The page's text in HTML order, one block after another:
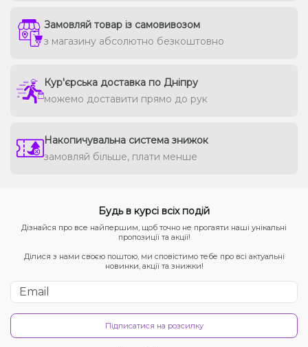
Замовляй товар із самовивозом
з магазину абсолютно безкоштовно
Кур'єрська доставка по Дніпру
можемо доставити прямо до рук
Накопичувальна система знижок
замовляй більше, плати менше
Будь в курсі всіх подій
Дізнайся про все найпершим, щоб точно не прогаяти наші унікальні
пропозиції та акції!
Ділися з нами своєю поштою, ми сповістимо тебе про всі актуальні
новинки, акції та знижки!
Підписатися на розсилку